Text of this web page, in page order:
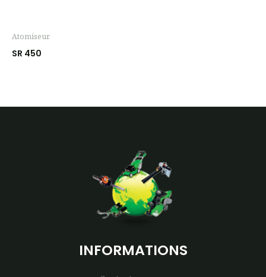
Atomiseur
SR 450
INFORMATIONS